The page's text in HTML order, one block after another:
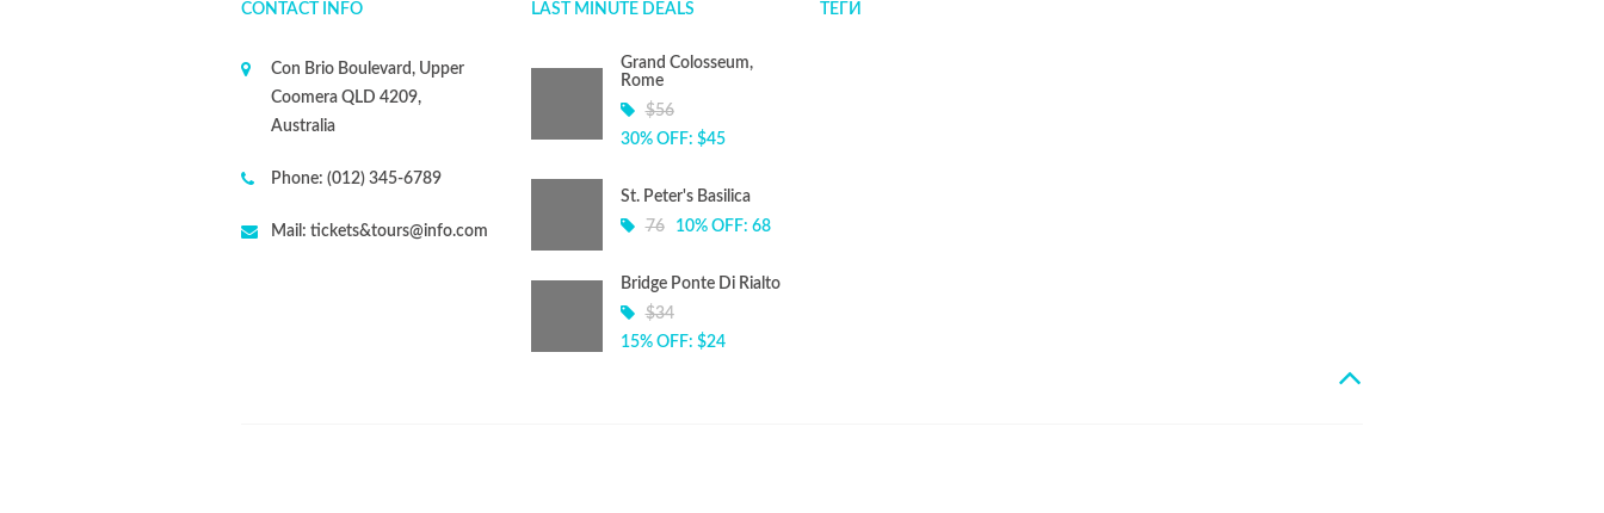
CONTACT INFO
Con Brio Boulevard, Upper
Coomera QLD 4209,
Australia
Phone: (012) 345-6789
Mail: tickets&tours@info.com
LAST MINUTE DEALS
Grand Colosseum,
Rome
$56
30% OFF: $45
St. Peter's Basilica
76
10% OFF: 68
Bridge Ponte Di Rialto
$34
15% OFF: $24
ТЕГИ